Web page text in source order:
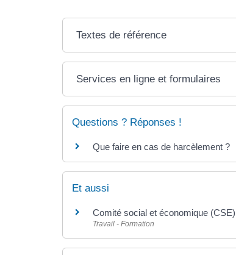
Textes de référence
Services en ligne et formulaires
Questions ? Réponses !
Que faire en cas de harcèlement ?
Et aussi
Comité social et économique (CSE)
Travail - Formation